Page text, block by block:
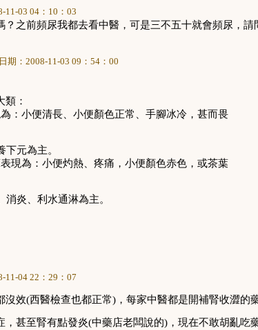
11-03 04 ： 10 ： 03
之前頻尿我都去看中醫，可是三不五十就會頻尿，請
期： 2008-11-03 09 ： 54 ： 00
：
：小便清長、小便顏色正常、手腳冰冷，甚而畏
元為主。
現為：小便灼熱、疼痛，小便顏色赤色，或茶葉
炎、利水通淋為主。
11-04 22 ： 29 ： 07
沒效(西醫檢查也都正常) ， 每家中醫都是開補腎收澀的
， 甚至腎有點發炎(中藥店老闆說的) ， 現在不敢胡亂吃